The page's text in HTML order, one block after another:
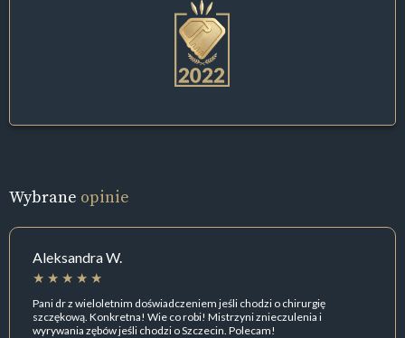
Wybrane opinie
Aleksandra W.
Pani dr z wieloletnim doświadczeniem jeśli chodzi o chirurgię
szczękową. Konkretna! Wie co robi! Mistrzyni znieczulenia i
wyrywania zębów jeśli chodzi o Szczecin. Polecam!